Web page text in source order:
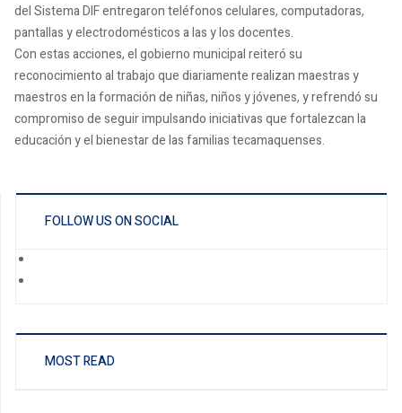
del Sistema DIF entregaron teléfonos celulares, computadoras,
pantallas y electrodomésticos a las y los docentes.
Con estas acciones, el gobierno municipal reiteró su
reconocimiento al trabajo que diariamente realizan maestras y
maestros en la formación de niñas, niños y jóvenes, y refrendó su
compromiso de seguir impulsando iniciativas que fortalezcan la
educación y el bienestar de las familias tecamaquenses.
FOLLOW US ON SOCIAL
MOST READ